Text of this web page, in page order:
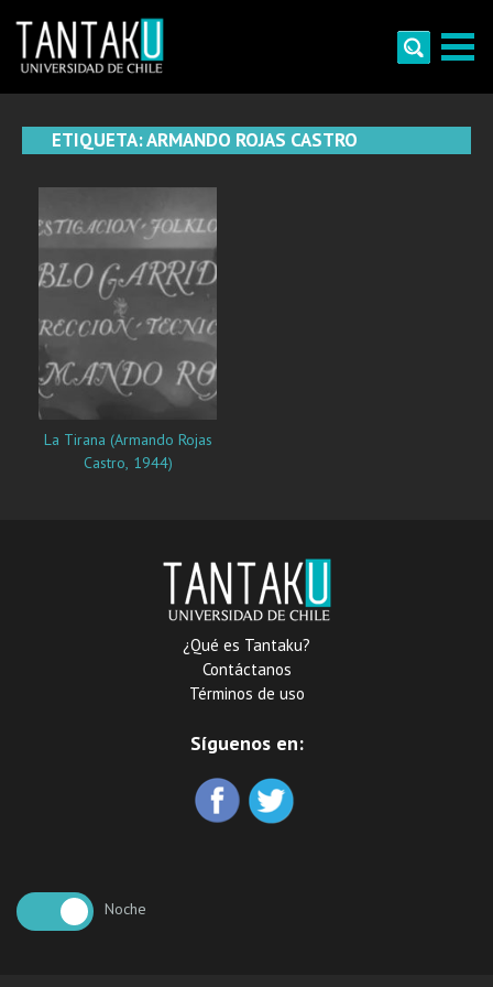
content
ETIQUETA:ARMANDO ROJAS CASTRO
La Tirana (Armando Rojas
Castro, 1944)
¿Qué es Tantaku?
Contáctanos
Términos de uso
Síguenos en:
Noche